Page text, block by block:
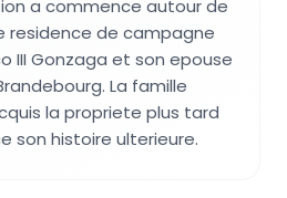
a commence autour de
residence de campagne
III Gonzaga et son epouse
La famille
la propriete plus tard
son histoire ulterieure.